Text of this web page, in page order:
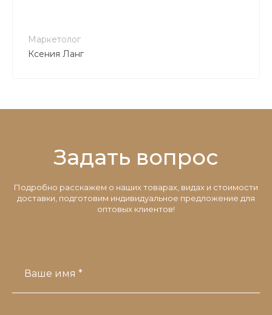
Маркетолог
Ксения Ланг
Задать вопрос
Подробно расскажем о наших товарах, видах и стоимости
доставки, подготовим индивидуальное предложение для
оптовых клиентов!
Ваше имя *